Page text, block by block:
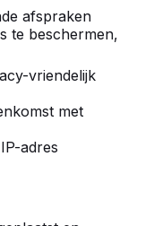
afspraken
te beschermen,
vriendelijk
met
adres
en erg
Super
prima voor
beton.